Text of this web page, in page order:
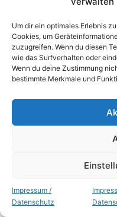
Um dir ein optimales Erlebnis
Cookies, um
zuzugreifen. Wenn du diesen
wie das Surfverhalten oder
Wenn du deine Zustimmung
bestimmte Merkmale und
Impressum /
Datenschutz